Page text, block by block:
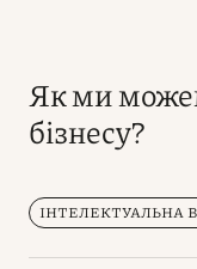
Як ми
бізнесу?
ІНТЕЛЕКТУАЛЬНА